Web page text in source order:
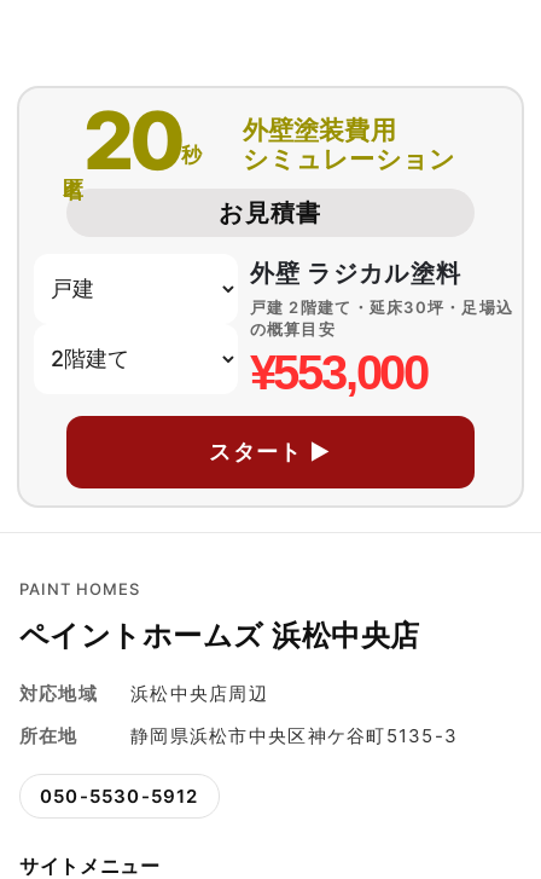
20秒
外壁塗装費用
シミュレーション
お見積書
外壁 ラジカル塗料
戸建 2階建て・延床30坪・足場込
の概算目安
¥553,000
スタート ▶
PAINT HOMES
ペイントホームズ 浜松中央店
対応地域
浜松中央店周辺
所在地
静岡県浜松市中央区神ケ谷町5135-3
050-5530-5912
サイトメニュー